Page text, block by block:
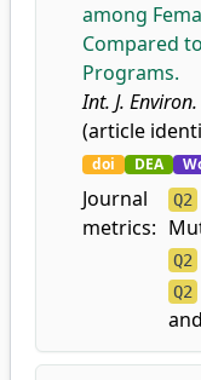
among
Compared
Programs.
Int. J.
(article
doi DEA
Journal
metrics:
Q2
Q2
Q2